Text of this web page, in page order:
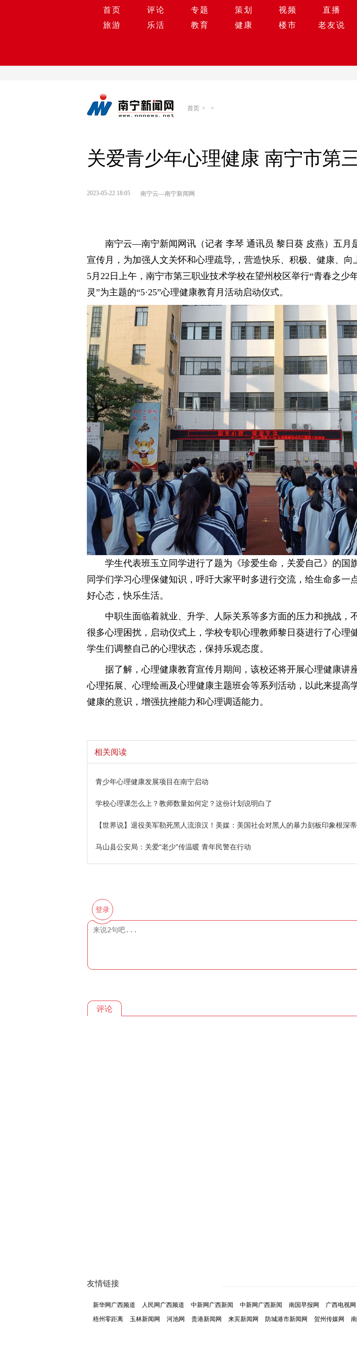
首页 评论 专题 策划 视频 直播
旅游
乐活 教育 健康 楼市 老友说
首页 > >
关爱青少年心理健康 南宁市第
2023-05-22 18:05 南宁云—南宁新闻网
南宁云—南宁新闻网讯（记者 李琴 通讯员 黎日葵 皮燕）五月
宣传月，为加强人文关怀和心理疏导,，营造快乐、积极、健康、向
5月22日上午，南宁市第三职业技术学校在望州校区举行“青春之少
灵”为主题的“5·25”心理健康教育月活动启动仪式。
学生代表班玉立同学进行了题为《珍爱生命，关爱自己》的国
同学们学习心理保健知识，呼吁大家平时多进行交流，给生命多一
好心态，快乐生活。
中职生面临着就业、升学、人际关系等多方面的压力和挑战，
很多心理困扰，启动仪式上，学校专职心理教师黎日葵进行了心理
学生们调整自己的心理状态，保持乐观态度。
据了解，心理健康教育宣传月期间，该校还将开展心理健康讲
心理拓展、心理绘画及心理健康主题班会等系列活动，以此来提高
健康的意识，增强抗挫能力和心理调适能力。
相关阅读
青少年心理健康发展项目在南宁启动
学校心理课怎么上？教师数量如何定？这份计划说明白了
【世界说】退役美军勒死黑人流浪汉！美媒：美国社会对黑人的暴力刻板印象根深
马山县公安局：关爱“老少”传温暖 青年民警在行动
登录
评论
友情链接
新华网广西频道 人民网广西频道 中新网广西新闻 中新网广西新闻 南国早报网 广西电视网
梧州零距离
玉林新闻网 河池网 贵港新闻网 来宾新闻网 防城港市新闻网 贺州传媒网